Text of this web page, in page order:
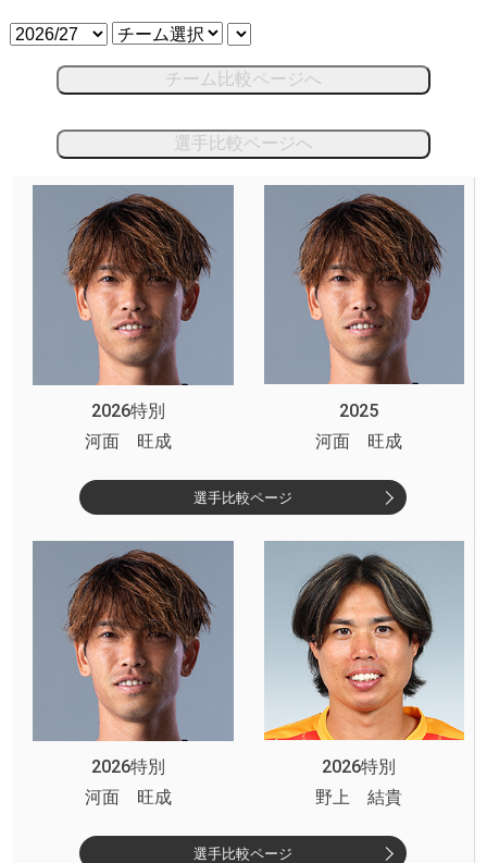
チーム比較ページへ
選手比較ページへ
2026特別
2025
河面 旺成
河面 旺成
選手比較ページ
2026特別
2026特別
河面 旺成
野上 結貴
選手比較ページ